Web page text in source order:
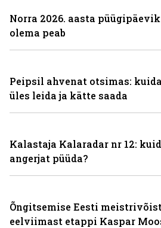
Norra 2026. aasta
olema peab
Peipsil ahvenat otsimas:
üles leida ja kätte saada
Kalastaja Kalaradar nr 12:
angerjat püüda?
Õngitsemise Eesti
eelviimast etappi Kaspar